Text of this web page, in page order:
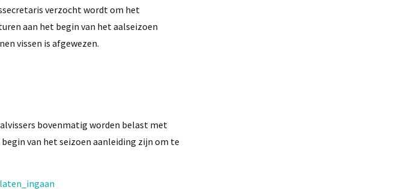
verzocht wordt om het
aan het begin van het aalseizoen
vissen is afgewezen.
bovenmatig worden belast met
van het seizoen aanleiding zijn om te